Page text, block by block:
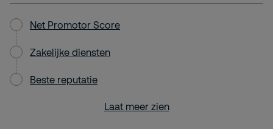
Net Promotor Score
Zakelijke diensten
Beste reputatie
Laat meer zien